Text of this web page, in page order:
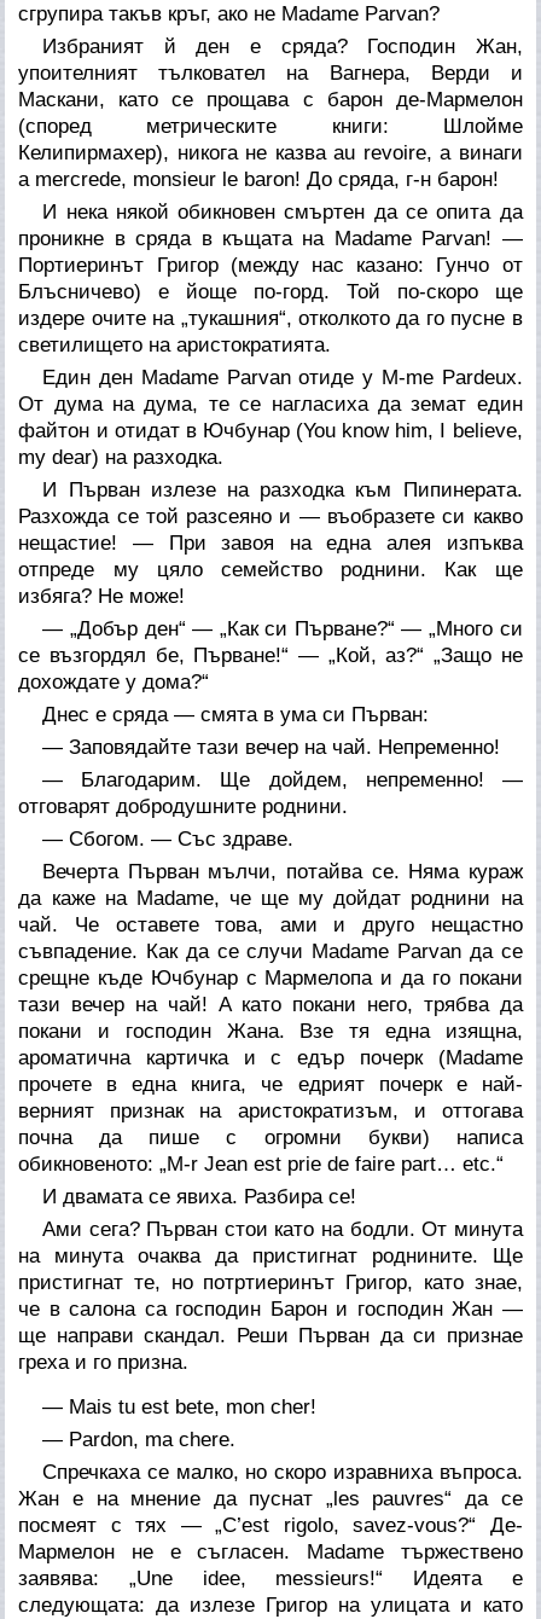
сгрупира такъв кръг, ако не Madame Parvan?
Избраният й ден е сряда? Господин Жан,
упоителният тълковател на Вагнера, Верди и
Маскани, като се прощава с барон де-Мармелон
(според метрическите книги: Шлойме
Келипирмахер), никога не казва au revoire, а винаги
a mercrede, monsieur le baron! До сряда, г-н барон!
И нека някой обикновен смъртен да се опита да
проникне в сряда в къщата на Madame Parvan! —
Портиеринът Григор (между нас казано: Гунчо от
Блъсничево) е йоще по-горд. Той по-скоро ще
издере очите на „тукашния“, отколкото да го пусне в
светилището на аристократията.
Един ден Madame Parvan отиде у M-me Pardeux.
От дума на дума, те се нагласиха да земат един
файтон и отидат в Ючбунар (You know him, I believe,
my dear) на разходка.
И Първан излезе на разходка към Пипинерата.
Разхожда се той разсеяно и — въобразете си какво
нещастие! — При завоя на една алея изпъква
отпреде му цяло семейство роднини. Как ще
избяга? Не може!
— „Добър ден“ — „Как си Първане?“ — „Много си
се възгордял бе, Първане!“ — „Кой, аз?“ „Защо не
дохождате у дома?“
Днес е сряда — смята в ума си Първан:
— Заповядайте тази вечер на чай. Непременно!
— Благодарим. Ще дойдем, непременно! —
отговарят добродушните роднини.
— Сбогом. — Със здраве.
Вечерта Първан мълчи, потайва се. Няма кураж
да каже на Madame, че ще му дойдат роднини на
чай. Че оставете това, ами и друго нещастно
съвпадение. Как да се случи Madame Parvan да се
срещне къде Ючбунар с Мармелопа и да го покани
тази вечер на чай! А като покани него, трябва да
покани и господин Жана. Взе тя една изящна,
ароматична картичка и с едър почерк (Madame
прочете в една книга, че едрият почерк е най-
верният признак на аристократизъм, и оттогава
почна да пише с огромни букви) написа
обикновеното: „M-r Jean est prie de faire part… etc.“
И двамата се явиха. Разбира се!
Ами сега? Първан стои като на бодли. От минута
на минута очаква да пристигнат роднините. Ще
пристигнат те, но потртиеринът Григор, като знае,
че в салона са господин Барон и господин Жан —
ще направи скандал. Реши Първан да си признае
греха и го призна.
— Mais tu est bete, mon cher!
— Pardon, ma chere.
Спречкаха се малко, но скоро изравниха въпроса.
Жан е на мнение да пуснат „les pauvres“ да се
посмеят с тях — „C’est rigolo, savez-vous?“ Де-
Мармелон не е съгласен. Madame тържествено
заявява: „Une idee, messieurs!“ Идеята е
следующата: да излезе Григор на улицата и като